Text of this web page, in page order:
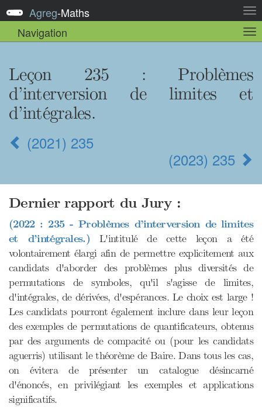
la
Agreg-Maths
Navigation
la
Leçon 235 : Problèmes
d’interversion de limites et
d’intégrales.
(2021) 235
(2023) 235
Dernier rapport du Jury :
(2022 : 235 - Problèmes d’interversion de limites
et d’intégrales.) L'intitulé de cette leçon a été
volontairement élargi afin de permettre explicitement aux
candidats d'aborder des problèmes plus diversités de
permutations de symboles, qu'il s'agisse de limites,
d'intégrales, de dérivées, d'espérances. Le choix est large !
Les candidats pourront également inclure dans leur leçon
des exemples de permutations de quantificateurs, obtenus
par des arguments de compacité ou (pour les candidats
aguerris) utilisant le théorème de Baire. Dans tous les cas,
on évitera de présenter un catalogue désincarné
d'énoncés, en privilégiant les exemples et applications
significatifs.